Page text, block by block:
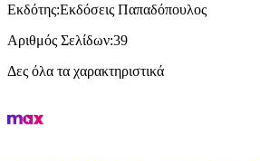
Εκδότης:Εκδόσεις Παπαδόπουλος
Αριθμός Σελίδων:39
Δες όλα τα χαρακτηριστικά